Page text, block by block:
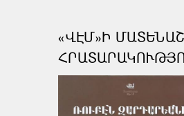
«ՎԷՄ»Ի